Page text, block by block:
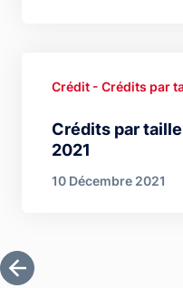
Crédits par
2021
Crédit - Crédits par
10 Décembre 2021
Première page